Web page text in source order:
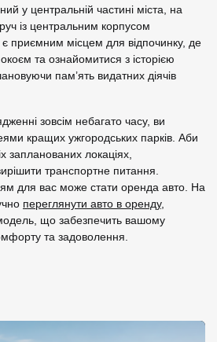
у центральній частині міста, на
із центральним корпусом
є приємним місцем для відпочинку, де
та ознайомитися з історією
пам’ять видатних діячів
зовсім небагато часу, ви
кращих ужгородських парків. Аби
запланованих локаціях,
транспортне питання.
для вас може стати оренда авто. На
переглянути авто в оренду,
що забезпечить вашому
та задоволення.